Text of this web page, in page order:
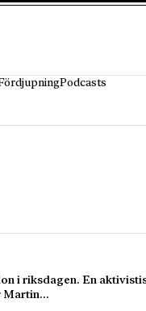
Podcasts
i riksdagen. En
Martin…